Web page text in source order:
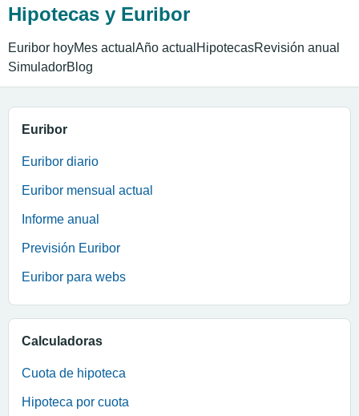
Hipotecas y Euribor
Euribor hoyMes actual Año actual HipotecasRevisión anual
SimuladorBlog
Euribor
Euribor diario
Euribor mensual actual
Informe anual
Previsión Euribor
Euribor para webs
Calculadoras
Cuota de hipoteca
Hipoteca por cuota